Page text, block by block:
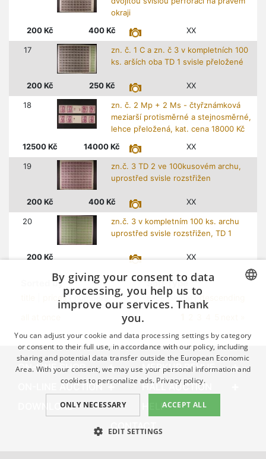
okraji
200 Kč 400 Kč XX
17
zn. č. 1 C a zn. č 3 v kompletních 100
ks. arších oba TD 1 svisle přeložené
200 Kč 250 Kč XX
18
zn. č. 2 Mp + 2 Ms - čtyřznámková
meziarší protisměrné a stejnosměrné,
lehce přeložená, kat. cena 18000 Kč
12500 Kč 14000 Kč XX
19
zn.č. 3 TD 2 ve 100kusovém archu,
uprostřed svisle rozstřižen
200 Kč 400 Kč XX
20
zn.č. 3 v kompletním 100 ks. archu
uprostřed svisle rozstřižen, TD 1
200 Kč XX
Sorted by
prices| numbers
Sort Type
ascensional |descending
ON-LINE SHOP
MERKUR REVUE
ON-LINE AUCTION
HALL AUCTION
DOWNLOAD
HELP
CONTACT
ENGLISH
By giving your consent to data
processing, you help us to
improve our services. Thank
you.
You can adjust your cookie and data processing settings by category
or consent to their full use, in accordance with our policy, including
sharing and potential data transfer outside the European Economic
Area. With your consent, we may use your personal information and
cookies to personalize ads. Privacy policy.
ACCEPT ALL
ONLY NECESSARY
EDIT SETTINGS